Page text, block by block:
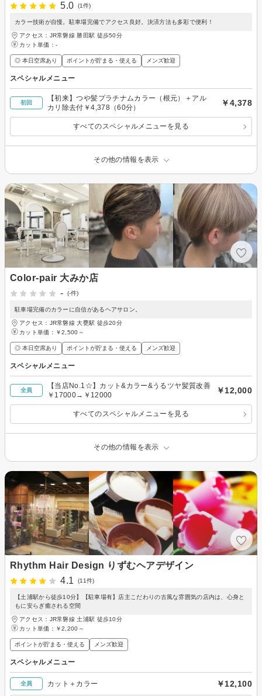
5.0
(1件)
カラー技術が自慢。駐車場完備でアクセス良好。決済方法も多彩で便利！
アクセス：JR常磐線 勝田駅 徒歩50分
カット単価： -
◎ 本日空席あり ポイントが貯まる・使える メンズ歓迎
スペシャルメニュー
初回
【初来】つや髪プラチナムカラー（根元）＋アル
カリ除去付￥4,378（60分）
￥4,378
すべてのスペシャルメニューを見る
その他の情報を表示
Color-pair 大みか店
-
(-件)
駐車場完備のカラーに自信があるヘアサロン。
アクセス：JR常磐線 大甕駅 徒歩20分
カット単価： ￥2,500～
◎ 本日空席あり ポイントが貯まる・使える メンズ歓迎
スペシャルメニュー
全員
【当店No.1☆】カット&カラー&うるツヤ髪質改善
￥17000→￥12000
￥12,000
すべてのスペシャルメニューを見る
その他の情報を表示
Rhythm Hair Design りずむヘアデザイン
4.1
(11件)
【土浦駅から徒歩10分】【駐車場有】店主こだわりの古風な雰囲気の店内は、心身と
もに安らぎ癒される空間
アクセス：JR常磐線 土浦駅 徒歩10分
カット単価： ￥2,200～
ポイントが貯まる・使える メンズ歓迎
スペシャルメニュー
全員 カット＋カラー ￥12,100